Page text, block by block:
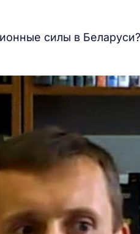
силы в Беларуси?